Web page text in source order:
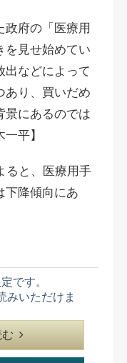
府の「医療用
を見せ始めてい
出などによって
あり、買いだめ
景にあるのでは
平】
ると、医療用手
下降傾向にあ
です。
みいただけま